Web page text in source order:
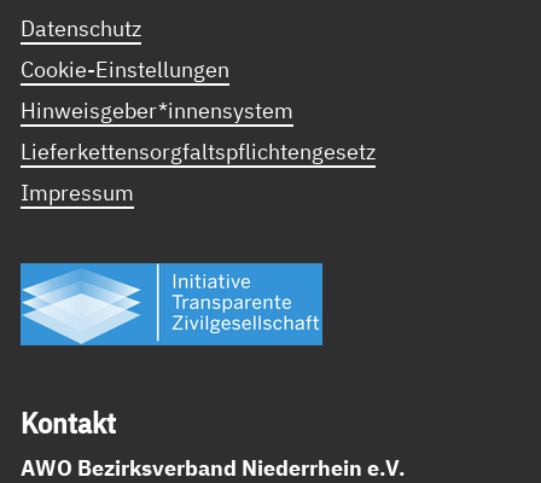
Datenschutz
Cookie-Einstellungen
Hinweisgeber*innensystem
Lieferkettensorgfaltspflichtengesetz
Impressum
Kon­takt
AWO Bezirksverband Niederrhein e.V.